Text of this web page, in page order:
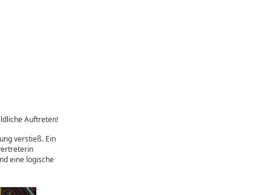
Auftreten!
verstieß. Ein
eine logische